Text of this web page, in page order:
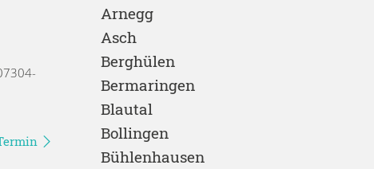
Arnegg
Asch
Berghülen
Bermaringen
Blautal
Bollingen
Bühlenhausen